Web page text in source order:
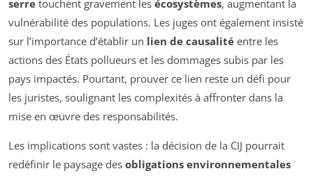
serre touchent gravement les écosystèmes, augmentant la
vulnérabilité des populations. Les juges ont également insisté
sur l’importance d’établir un lien de causalité entre les
actions des États pollueurs et les dommages subis par les
pays impactés. Pourtant, prouver ce lien reste un défi pour
les juristes, soulignant les complexités à affronter dans la
mise en œuvre des responsabilités.
Les implications sont vastes : la décision de la CIJ pourrait
redéfinir le paysage des obligations environnementales